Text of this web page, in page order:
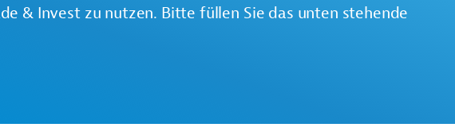
& Invest zu nutzen. Bitte füllen Sie das unten stehende